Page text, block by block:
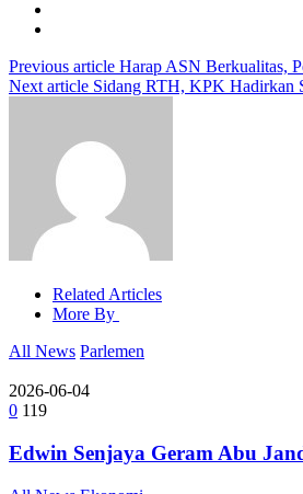
Previous article Harap ASN Berkualitas,
Next article Sidang RTH, KPK Hadirkan
Related Articles
More By
All News Parlemen
2026-06-04
0 119
Edwin Senjaya Geram Abu